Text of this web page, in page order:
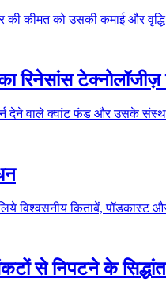
की कीमत को उसकी कमाई और
रिनेसांस
देने वाले क्वांट फंड और उसके
विश्वसनीय किताबें, पॉडकास्ट
से निपटने के